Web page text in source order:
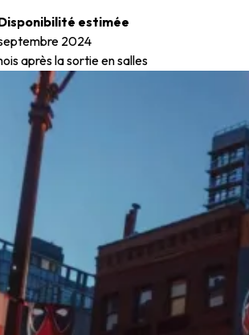
estimée
2024
après la sortie en salles